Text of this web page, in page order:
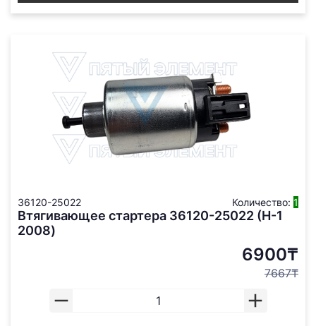
36120-25022 Количество: 1
Втягивающее стартера 36120-25022 (H-1
2008)
6900₸
7667₸